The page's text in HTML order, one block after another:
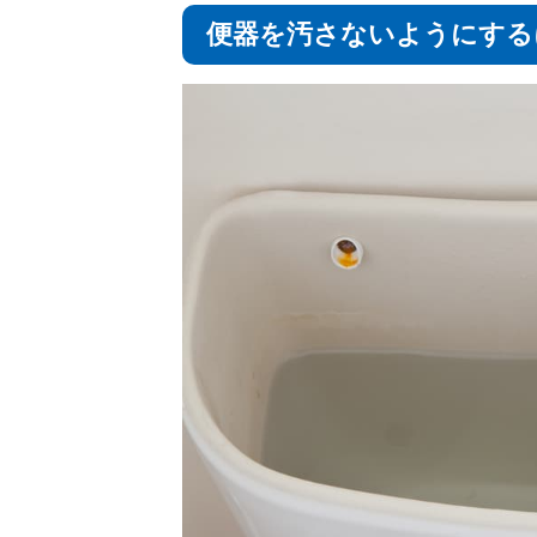
便器を汚さないようにす